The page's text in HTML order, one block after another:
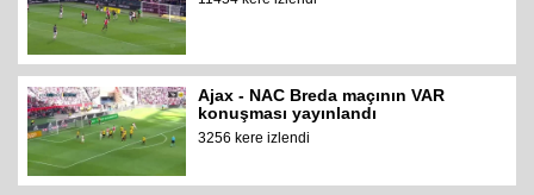
Ajax - NAC Breda maçının VAR
konuşması yayınlandı
3256 kere izlendi